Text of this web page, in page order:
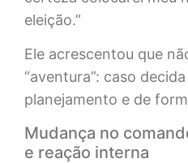
eleição.”
Ele acrescentou que
“aventura”: caso
planejamento e de
Mudança no
e reação interna